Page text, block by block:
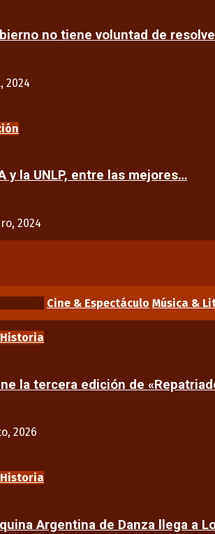
no tiene voluntad de
2024
y la UNLP, entre las mejores…
2024
Cine & Espectáculo Música &
la tercera edición de
2026
Argentina de Danza llega a